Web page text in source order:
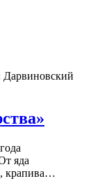
Дарвиновский
яда
крапива…